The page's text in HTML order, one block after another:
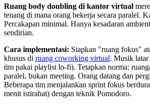
Ruang body doubling di kantor virtual
tenang di mana orang bekerja secara paralel.
Percakapan minimal. Hanya kesadaran
sendirian.
Cara implementasi: Siapkan "ruang fokus"
khusus di ruang coworking virtual. Musik latar
tim pakai playlist lo-fi). Tetapkan norma:
paralel, bukan meeting. Orang datang dan
Beberapa tim menjalankan sprint fokus
menit istirahat) dengan teknik Pomodoro.